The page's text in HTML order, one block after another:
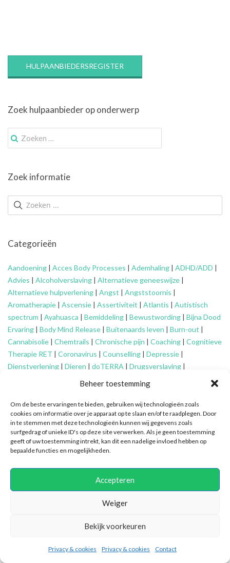
Beheer toestemming
Om de beste ervaringen te bieden, gebruiken wij technologieën zoals
cookies om informatie over je apparaat op te slaan en/of te raadplegen. Door
in te stemmen met deze technologieën kunnen wij gegevens zoals
surfgedrag of unieke ID's op deze site verwerken. Als je geen toestemming
geeft of uw toestemming intrekt, kan dit een nadelige invloed hebben op
bepaalde functies en mogelijkheden.
Accepteren
Weiger
Bekijk voorkeuren
Privacy & cookies Privacy & cookies Contact
HULPAANBIEDERSREGISTER
Zoek hulpaanbieder op onderwerp
Zoek
naar:
Zoek informatie
Categorieën
Aandoening | Acces Body Processes | Ademhaling | ADHD/ADD |
Advies | Alcoholverslaving | Alternatieve geneeswijze |
Alternatieve hulpverlening | Angst | Angststoornis |
Aromatherapie | Ascensie | Assertiviteit | Atlantis | Autistisch
spectrum | Ayahuasca | Bemiddeling | Bewustwording | Bijna Dood
Ervaring | Body Mind Release | Buitenaards leven | Burn-out |
Cannabisolie | Chemtrails | Chronische pijn | Coaching | Cognitieve
Therapie RET | Coronavirus | Counselling | Depressie |
Dienstverlening | Dieren | doTERRA | Drugsverslaving |
Engelen |
Familie-opstellingen
Financieel advies ouderen|Financiële problemen|Financiën
Fytotherapie|Gameverslaving|Gedragsproblemen|Geheime
genootschappen|Geluk|Gescheiden ouders|Gidsen|
Graancirkels|Grenzen aangeven|Grenzen stellen|Healing|
Hiernamaals|Hooggevoeligheid/HSP
|Kleptomanie
Mindfulness|Mishandeling|Narcisme|Natuurlijke verzorging|
Ondersteuning
Overspannenheid|Paniekaanvallen
|Praktische ondersteuning|Pubers|Quantum